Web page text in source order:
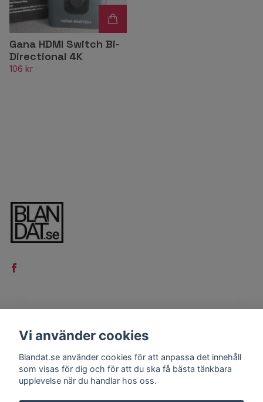
Gana HDMI Switch Bi-
Directional 4K
106 kr
Kontakt
Köpvillkor
Vi använder cookies
Blandat.se använder cookies för att anpassa det innehåll
som visas för dig och för att du ska få bästa tänkbara
upplevelse när du handlar hos oss.